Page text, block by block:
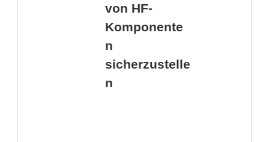
von HF-
Komponente
n
sicherzustelle
n